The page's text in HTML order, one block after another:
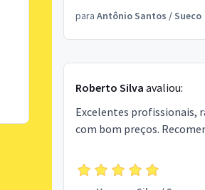
para Antônio Santos /Sueco
Roberto Silva avaliou:
Excelentes profissionais,
com bom preços.